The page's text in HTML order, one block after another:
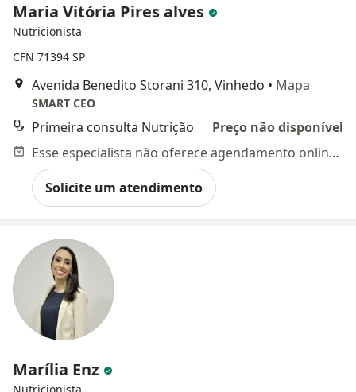
Maria Vitória Pires alves
Nutricionista
CFN 71394 SP
Avenida Benedito Storani 310, Vinhedo • Mapa
SMART CEO
Primeira consulta Nutrição
Preço não disponível
Esse especialista não oferece agendamento online para esse endereço.
Solicite um atendimento
Marília Enz